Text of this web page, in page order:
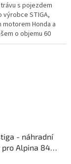
s pojezdem
výrobce STIGA,
motorem Honda a
o objemu 60
je kvalitní a silný
- náhradní
pro Alpina 84